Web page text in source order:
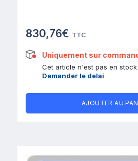
830,76€ TTC
Uniquement sur
Cet article n'est pas en
Demander le delai
AJOUTER AU